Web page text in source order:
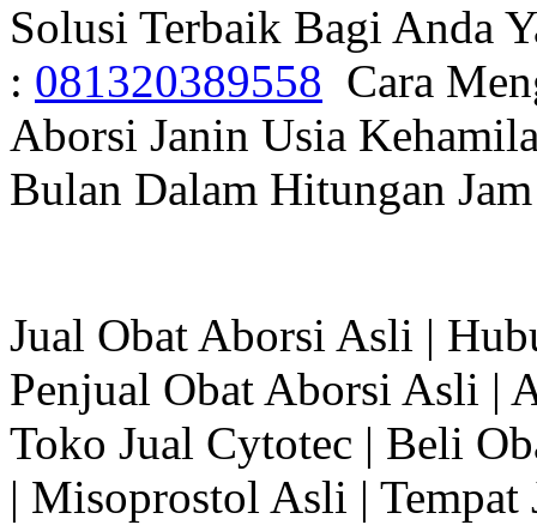
Solusi Terbaik Bagi Anda
: 081320389558 Cara
Aborsi Janin Usia
Bulan Dalam Hitungan
Jual Obat Aborsi Asli |
Penjual Obat Aborsi Asli |
Toko Jual Cytotec | Beli
| Misoprostol Asli |